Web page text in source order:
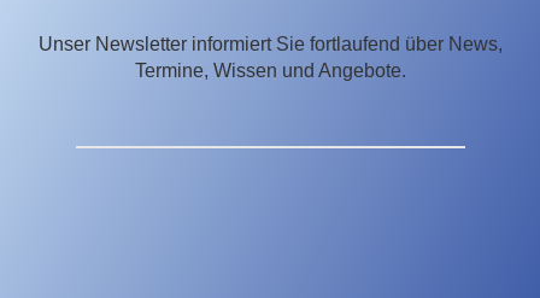
Unser Newsletter informiert Sie fortlaufend über News,
Termine, Wissen und Angebote.